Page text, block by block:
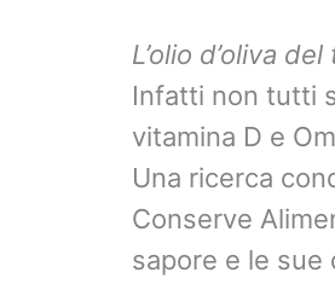
L’olio d’oliva
Infatti non tutti
vitamina D e
Una ricerca
Conserve
sapore e le sue